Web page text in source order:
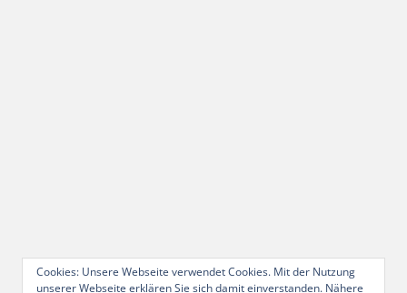
Cookies: Unsere Webseite verwendet Cookies. Mit der Nutzung
unserer Webseite erklären Sie sich damit einverstanden. Nähere